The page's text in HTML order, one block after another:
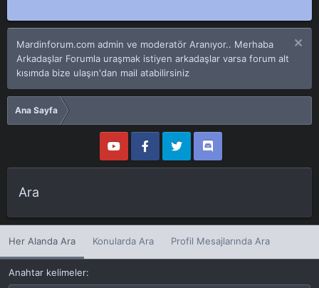
Mardinforum.com admin ve moderatör Aranıyor.. Merhaba
Arkadaşlar Forumla uraşmak istiyen arkadaşlar varsa forum alt
kısımda bize ulaşın'dan mail atabilirsiniz
Ana Sayfa
Ara
Her Alanda Ara Konularda Ara Profil Mesajlarında Ara
Anahtar kelimeler